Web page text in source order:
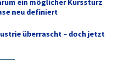
neu definiert
überrascht – doch jetzt